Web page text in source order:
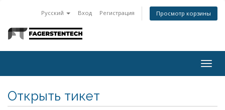
Русский Вход Регистрация Просмотр корзины
Открыть тикет